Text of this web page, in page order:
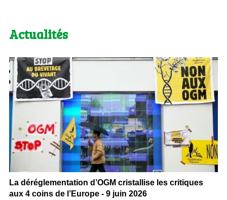
Actualités
La déréglementation d’OGM cristallise les critiques
aux 4 coins de l’Europe - 9 juin 2026